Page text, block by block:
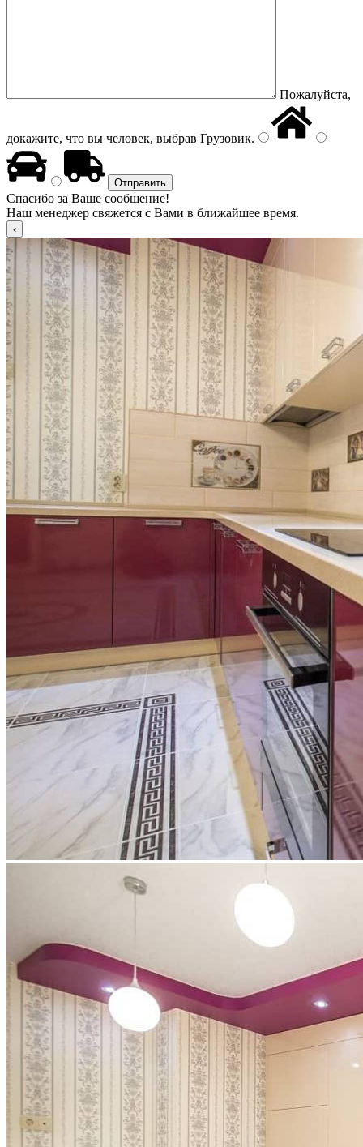
Пожалуйста,
докажите, что вы человек, выбрав Грузовик.
Спасибо за Ваше сообщение!
Наш менеджер свяжется с Вами в ближайшее время.